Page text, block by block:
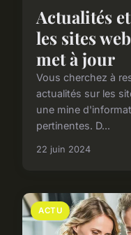
Actualités
les sites
met à jour
Vous cherchez à
actualités sur les
une mine
pertinentes. D...
22 juin 2024
ACTU